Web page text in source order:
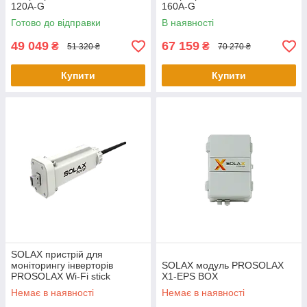
120A-G
Готово до відправки
49 049 ₴ 51 320 ₴
Купити
160A-G
В наявності
67 159 ₴ 70 270 ₴
Купити
SOLAX пристрій для
моніторингу інверторів
PROSOLAX Wi-Fi stick
Немає в наявності
SOLAX модуль PROSOLAX
X1-EPS BOX
Немає в наявності